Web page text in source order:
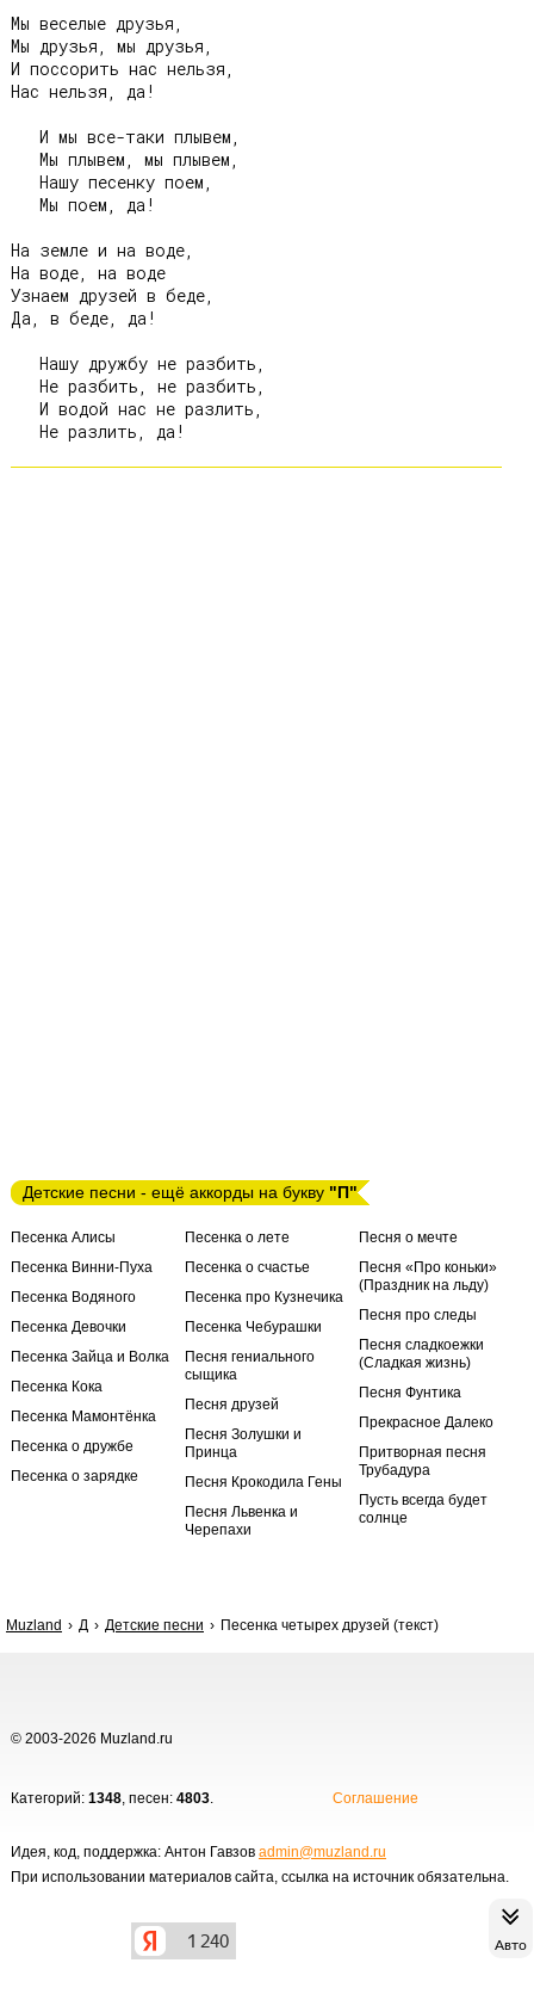
Авто
Мы веселые друзья,
Мы друзья, мы друзья,
И поссорить нас нельзя,
Нас нельзя, да!
На земле и на воде,
На воде, на воде
Узнаем друзей в беде,
Да, в беде, да!
Детские песни - ещё аккорды на букву "П"
Песенка Алисы
Песенка Винни-Пуха
Песенка Водяного
Песенка Девочки
Песенка Зайца и Волка
Песенка Кока
Песенка Мамонтёнка
Песенка о дружбе
Песенка о зарядке
Песенка о лете
Песенка о счастье
Песенка про Кузнечика
Песенка Чебурашки
Песня гениального
сыщика
Песня друзей
Песня Золушки и
Принца
Песня Крокодила Гены
Песня Львенка и
Черепахи
Песня о мечте
Песня «Про коньки»
(Праздник на льду)
Песня про следы
Песня сладкоежки
(Сладкая жизнь)
Песня Фунтика
Прекрасное Далеко
Притворная песня
Трубадура
Пусть всегда будет
солнце
Muzland Д Детские песни Песенка четырех друзей (текст)
© 2003-2026 Muzland.ru
Категорий: 1348, песен: 4803. Соглашение
Идея, код, поддержка: Антон Гавзов admin@muzland.ru
При использовании материалов сайта, ссылка на источник обязательна.